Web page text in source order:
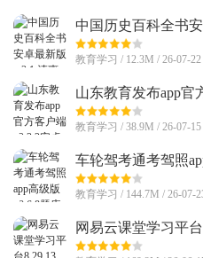
中国历史百科全书
爽版
教育学习 / 12.3M / 26-07-22
山东教育发布app官
版
教育学习 / 38.9M / 26-07-15
车轮驾考通考驾照
解锁版
教育学习 / 144.7M / 26-07-
网易云课堂学习平